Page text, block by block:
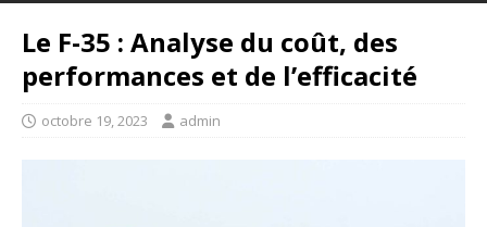
Le F-35 : Analyse du coût, des
performances et de l’efficacité
octobre 19, 2023 admin